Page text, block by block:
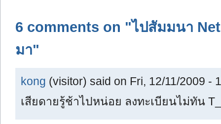
6 comments on "ไปสัมมนา
มา"
kong (visitor) said on Fri, 12/11/2009 -
เสียดายรู้ช้าไปหน่อย ลงทะเบียนไม่ทัน